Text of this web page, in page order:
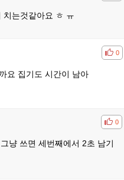
치는것같아요 ㅎ ㅠ
비공감
0
요 집기도 시간이 남아
비공감
0
냥 쓰면 세번째에서 2초 남기